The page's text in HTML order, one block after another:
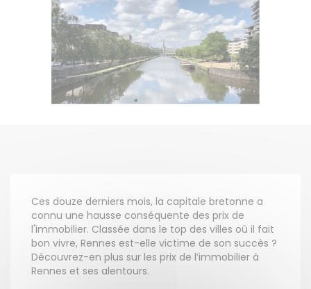
Ces douze derniers mois, la capitale bretonne a
connu une hausse conséquente des prix de
l'immobilier. Classée dans le top des villes où il fait
bon vivre, Rennes est-elle victime de son succès ?
Découvrez-en plus sur les prix de l’immobilier à
Rennes et ses alentours.